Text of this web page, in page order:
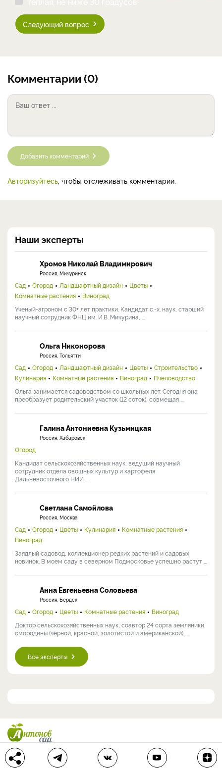
Следующий вопрос
Комментарии (0)
Добавить комментарий
Авторизуйтесь, чтобы отслеживать комментарии.
Наши эксперты
Хромов Николай Владимирович
Россия, Мичуринск
Сад Огород Ландшафтный дизайн
Цветы
Комнатные растения
Виноград
Ученый-агроном с 30+ лет практики. Кандидат с.-х. наук, старший
научный сотрудник ФНЦ им. И.В. Мичурина, ...
Ольга Никонорова
Россия, Тольятти
Сад Огород Ландшафтный дизайн Цветы
Строительство
Кулинария
Комнатные растения Виноград
Пчеловодство
Ольга занимается садоводством со школьных лет. Сегодня она
преобразует родительский участок (12 соток), совмещая ...
Галина Антониевна Кузьмицкая
Россия, Хабаровск
Огород
Кандидат сельскохозяйственных наук, ведущий научный
сотрудник отдела овощных культур и картофеля
Дальневосточного НИИ ...
Светлана Самойлова
Россия, Москва
Сад Огород Цветы Кулинария
Комнатные растения
Виноград
Заядлый садовод, коллекционер редких растений и садовых
новинок. В моем саду в северном Подмосковье успешно растут ...
Анна Евгеньевна Соловьева
Россия, Бердск
Сад Огород Цветы Комнатные растения
Виноград
Доктор сельскохозяйственных наук, соавтор 24 сорта земляники,
смородины (чёрной, красной, золотистой и американской), ...
Все эксперты